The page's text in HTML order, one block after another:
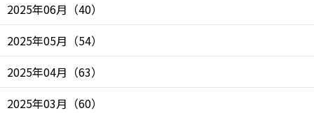
2025年06月 （40）
2025年05月 （54）
2025年04月 （63）
2025年03月 （60）